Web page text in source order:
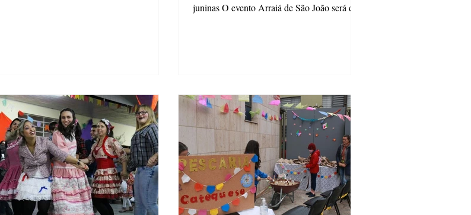
juninas O evento Arraiá de São João será dia